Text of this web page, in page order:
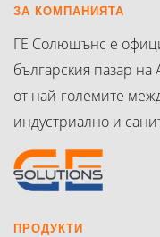
ЗА КОМПАНИЯТА
ГЕ Солюшънс е
българския пазар на
от най-големите
индустриално и
ПРОДУКТИ